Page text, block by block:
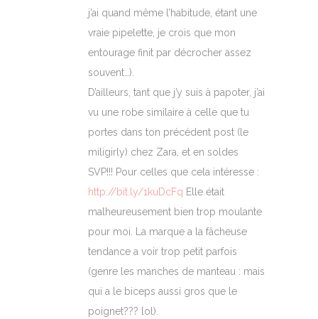
j’ai quand même l’habitude, étant une
vraie pipelette, je crois que mon
entourage finit par décrocher assez
souvent…).
D’ailleurs, tant que j’y suis à papoter, j’ai
vu une robe similaire à celle que tu
portes dans ton précédent post (le
miligirly) chez Zara, et en soldes
SVP!!! Pour celles que cela intéresse :
http://bit.ly/1kuDcFq Elle était
malheureusement bien trop moulante
pour moi. La marque a la fâcheuse
tendance a voir trop petit parfois
(genre les manches de manteau : mais
qui a le biceps aussi gros que le
poignet??? lol).